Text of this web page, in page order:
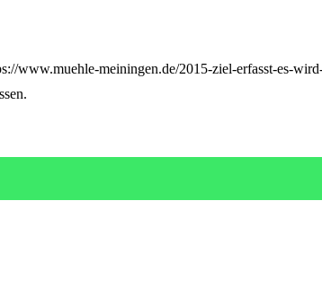
www.muehle-meiningen.de/2015-ziel-erfasst-es-